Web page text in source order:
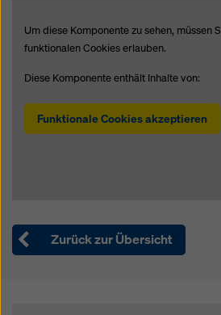
Um diese Komponente zu sehen, müssen
funktionalen Cookies erlauben.
Diese Komponente enthält Inhalte von:
Funktionale Cookies akzeptieren
Zurück zur Übersicht